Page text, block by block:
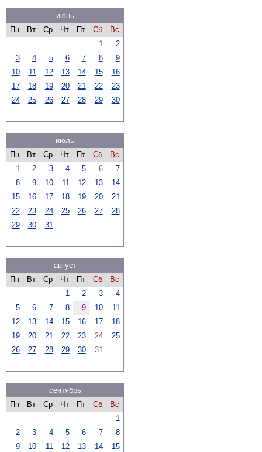
июнь
Пн
Вт Ср Чт Пт Сб
Вс
1
2
3
4 5 6 7 8
9
10
11 12 13 14 15
16
17
18 19 20 21 22
23
24
25 26 27 28 29 30
июль
Пн
Вт Ср Чт Пт Сб
Вс
1
2 3 4 5 6
7
8
9 10 11 12 13
14
15
16 17 18 19 20
21
22
23 24 25 26 27
28
29
30 31
август
Пн
Вт Ср Чт Пт Сб
Вс
1
2 3
4
5
6 7 8 9 10
11
12
13 14 15 16 17
18
19
20 21 22 23 24
25
26
27 28 29 30 31
сентябрь
Пн
Вт Ср Чт Пт Сб
Вс
1
2
3 4 5 6 7
8
9
10 11 12 13 14
15